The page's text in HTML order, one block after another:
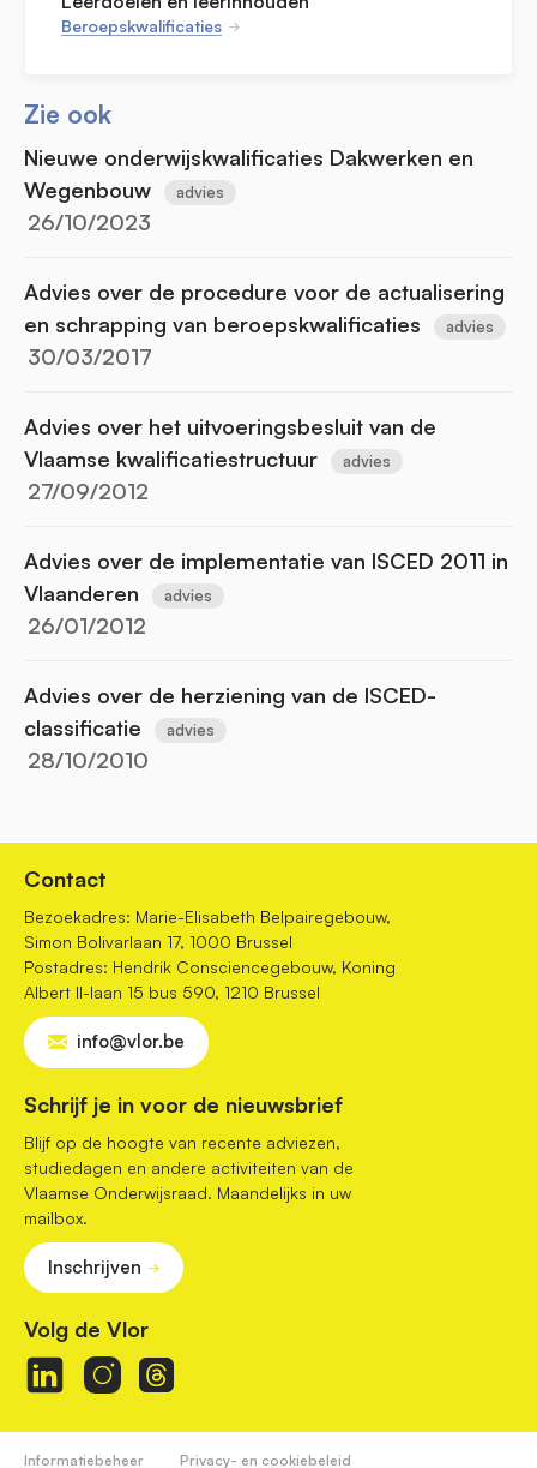
Beroepskwalificaties
Zie ook
Nieuwe onderwijskwalificaties Dakwerken en
Wegenbouw
advies
26/10/2023
Advies over de procedure voor de actualisering
en schrapping van beroepskwalificaties
advies
30/03/2017
Advies over het uitvoeringsbesluit van de
Vlaamse kwalificatiestructuur
advies
27/09/2012
Advies over de implementatie van ISCED 2011 in
Vlaanderen
advies
26/01/2012
Advies over de herziening van de ISCED-
classificatie
advies
28/10/2010
Contact
Bezoekadres: Marie-Elisabeth Belpairegebouw,
Simon Bolivarlaan 17, 1000 Brussel
Postadres: Hendrik Consciencegebouw, Koning
Albert II-laan 15 bus 590, 1210 Brussel
info@vlor.be
Schrijf je in voor de nieuwsbrief
Blijf op de hoogte van recente adviezen,
studiedagen en andere activiteiten van de
Vlaamse Onderwijsraad. Maandelijks in uw
mailbox.
Inschrijven
Volg de Vlor
Informatiebeheer Privacy- en cookiebeleid